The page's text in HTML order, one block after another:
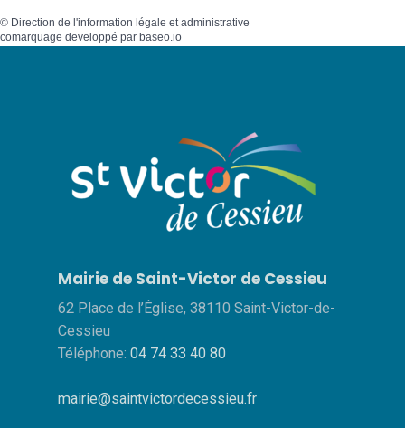
© Direction de l'information légale et administrative
comarquage developpé par baseo.io
Mairie de Saint-Victor de Cessieu
62 Place de l’Église, 38110 Saint-Victor-de-
Cessieu
Téléphone: 04 74 33 40 80
mairie@saintvictordecessieu.fr